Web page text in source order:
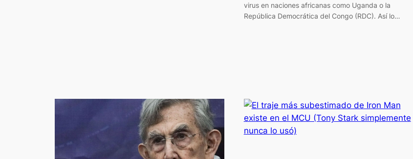
virus en naciones africanas como Uganda o la
República Democrática del Congo (RDC). Así lo…